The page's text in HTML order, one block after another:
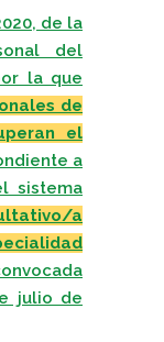
de la
del
la que
de
el
a
sistema
a
julio de